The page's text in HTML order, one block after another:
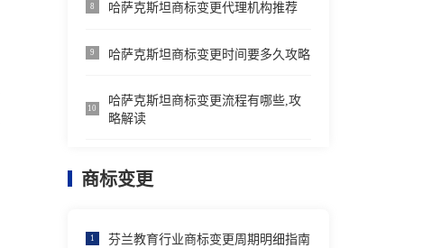
8 哈萨克斯坦商标变更代理机构推荐
9 哈萨克斯坦商标变更时间要多久攻略
10
哈萨克斯坦商标变更流程有哪些,攻
略解读
商标变更
1 芬兰教育行业商标变更周期明细指南